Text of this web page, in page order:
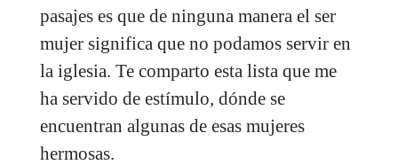
pasajes es que de ninguna manera el ser
mujer significa que no podamos servir en
la iglesia. Te comparto esta lista que me
ha servido de estímulo, dónde se
encuentran algunas de esas mujeres
hermosas.